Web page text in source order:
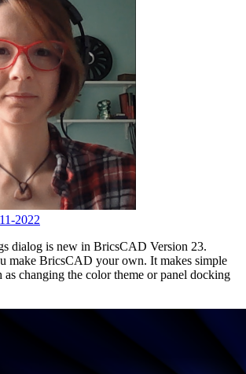
2022
dialog is new in BricsCAD Version 23.
make BricsCAD your own. It makes simple
as changing the color theme or panel docking